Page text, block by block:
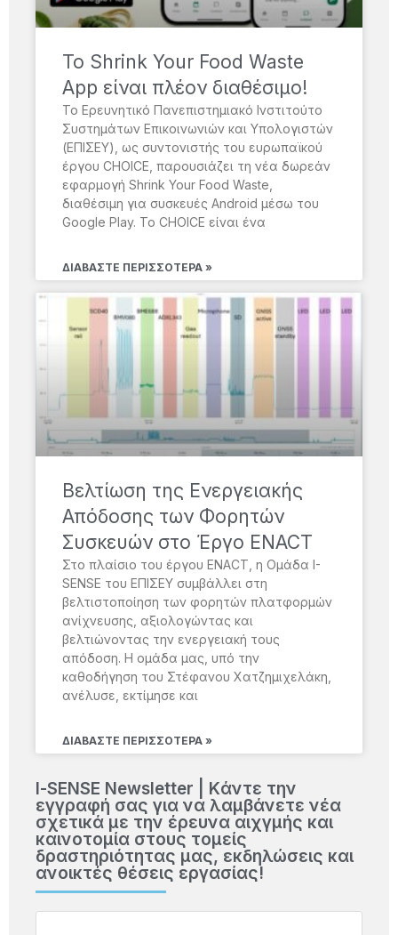
Το Shrink Your Food Waste
App είναι πλέον διαθέσιμο!
Το Ερευνητικό Πανεπιστημιακό Ινστιτούτο
Συστημάτων Επικοινωνιών και Υπολογιστών
(ΕΠΙΣΕΥ), ως συντονιστής του ευρωπαϊκού
έργου CHOICE, παρουσιάζει τη νέα δωρεάν
εφαρμογή Shrink Your Food Waste,
διαθέσιμη για συσκευές Android μέσω του
Google Play. Το CHOICE είναι ένα
ΔΙΑΒΆΣΤΕ ΠΕΡΙΣΣΌΤΕΡΑ »
Βελτίωση της Ενεργειακής
Απόδοσης των Φορητών
Συσκευών στο Έργο ENACT
Στο πλαίσιο του έργου ENACT, η Ομάδα I-
SENSE του ΕΠΙΣΕΥ συμβάλλει στη
βελτιστοποίηση των φορητών πλατφορμών
ανίχνευσης, αξιολογώντας και
βελτιώνοντας την ενεργειακή τους
απόδοση. Η ομάδα μας, υπό την
καθοδήγηση του Στέφανου Χατζημιχελάκη,
ανέλυσε, εκτίμησε και
ΔΙΑΒΆΣΤΕ ΠΕΡΙΣΣΌΤΕΡΑ »
Ι-SENSE Newsletter | Kάντε την
εγγραφή σας για να λαμβάνετε νέα
σχετικά με την έρευνα αιχγμής και
καινοτομία στους τομείς
δραστηριότητας μας, εκδηλώσεις και
ανοικτές θέσεις εργασίας!